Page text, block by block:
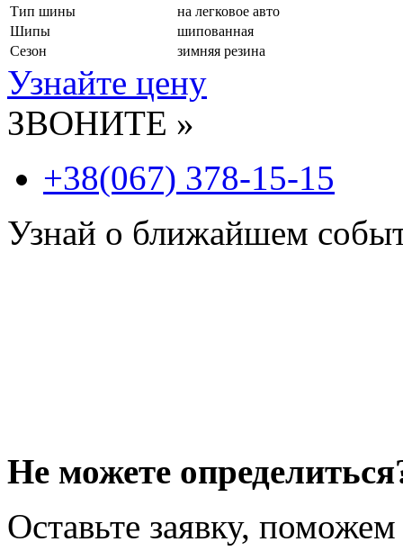
Тип шины
на легковое авто
Шипы
шипованная
Сезон
зимняя резина
Узнайте цену
ЗВОНИТЕ »
+38(067) 378-15-15
Узнай о ближайшем
Не можете
Оставьте заявку,